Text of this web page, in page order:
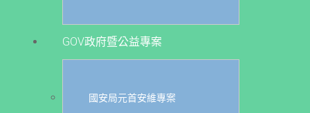
GOV政府暨公益專案
國安局元首安維專案